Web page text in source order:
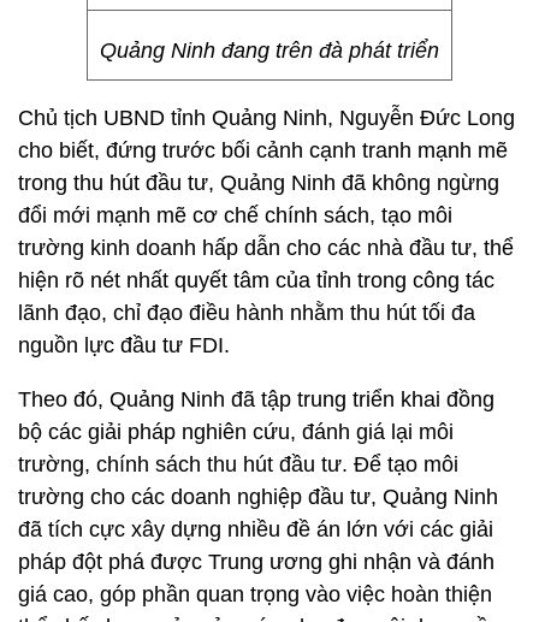
Quảng Ninh đang trên đà phát triển
Chủ tịch UBND tỉnh Quảng Ninh, Nguyễn Đức Long
cho biết, đứng trước bối cảnh cạnh tranh mạnh mẽ
trong thu hút đầu tư, Quảng Ninh đã không ngừng
đổi mới mạnh mẽ cơ chế chính sách, tạo môi
trường kinh doanh hấp dẫn cho các nhà đầu tư, thể
hiện rõ nét nhất quyết tâm của tỉnh trong công tác
lãnh đạo, chỉ đạo điều hành nhằm thu hút tối đa
nguồn lực đầu tư FDI.
Theo đó, Quảng Ninh đã tập trung triển khai đồng
bộ các giải pháp nghiên cứu, đánh giá lại môi
trường, chính sách thu hút đầu tư. Để tạo môi
trường cho các doanh nghiệp đầu tư, Quảng Ninh
đã tích cực xây dựng nhiều đề án lớn với các giải
pháp đột phá được Trung ương ghi nhận và đánh
giá cao, góp phần quan trọng vào việc hoàn thiện